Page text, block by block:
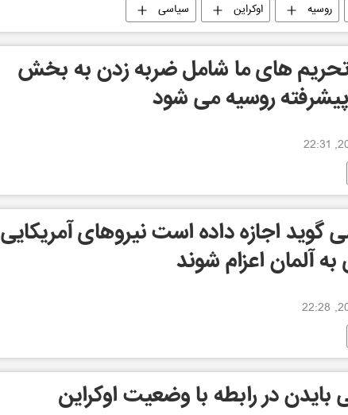
روسیه اوکراین سیاسی
های ما شامل ضربه زدن به بخش
روسیه می شود
گوید اجازه داده است نیروهای آمریکایی
آلمان اعزام شوند
بایدن در رابطه با وضعیت اوکراین